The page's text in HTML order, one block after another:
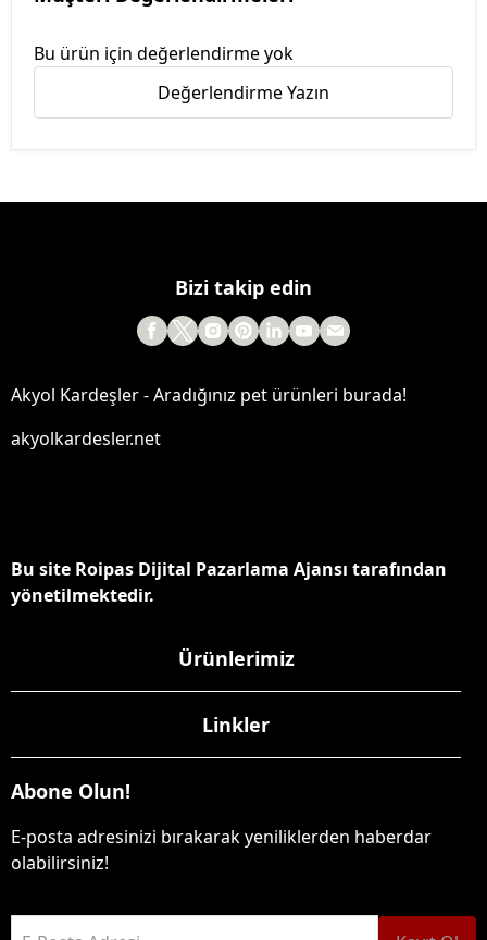
Bu ürün için değerlendirme yok
Değerlendirme Yazın
Bizi takip edin
Akyol Kardeşler - Aradığınız pet ürünleri burada!
akyolkardesler.net
Bu site Roipas Dijital Pazarlama Ajansı tarafından
yönetilmektedir.
Ürünlerimiz
Linkler
Abone Olun!
E-posta adresinizi bırakarak yeniliklerden haberdar
olabilirsiniz!